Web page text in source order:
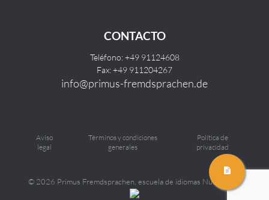
CONTACTO
Teléfono: +49 91124608
Fax: +49 911204267
info@primus-fremdsprachen.de
Aviso
legal
Términos y condiciones
generales
Política de
privacidad
© 2026 Primus Fremdsprachen, escuela de idiomas Nuremberg